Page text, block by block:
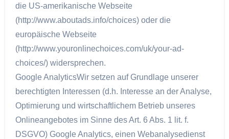
die US-amerikanische Webseite
(http://www.aboutads.info/choices) oder die
europäische Webseite
(http://www.youronlinechoices.com/uk/your-ad-
choices/) widersprechen.
Google AnalyticsWir setzen auf Grundlage unserer
berechtigten Interessen (d.h. Interesse an der Analyse,
Optimierung und wirtschaftlichem Betrieb unseres
Onlineangebotes im Sinne des Art. 6 Abs. 1 lit. f.
DSGVO) Google Analytics, einen Webanalysedienst